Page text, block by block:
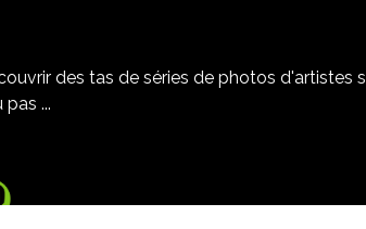
des tas de séries de photos d'artistes
...